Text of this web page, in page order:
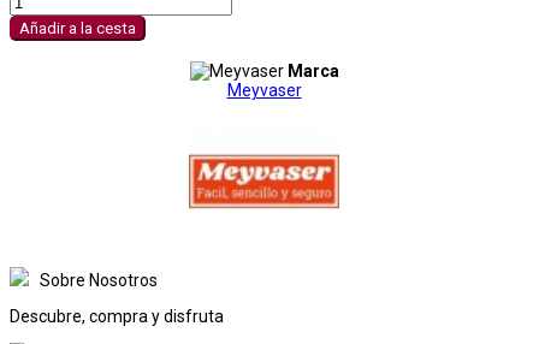
Añadir a la cesta
Marca
Meyvaser
Sobre Nosotros
Descubre, compra y disfruta